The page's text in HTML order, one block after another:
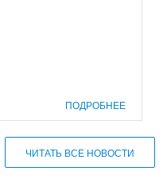
ПОДРОБНЕЕ
ЧИТАТЬ ВСЕ НОВОСТИ